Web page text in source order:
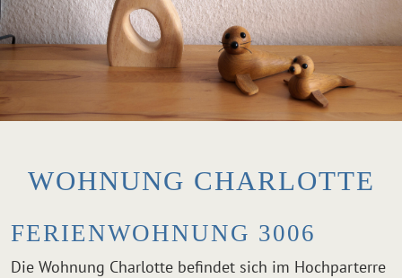
WOHNUNG CHARLOTTE
FERIENWOHNUNG 3006
Die Wohnung Charlotte befindet sich im Hochparterre